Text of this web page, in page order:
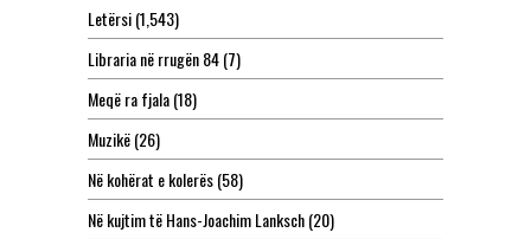
Letërsi(1,543)
Libraria në rrugën 84(7)
Meqë ra fjala(18)
Muzikë(26)
Në kohërat e kolerës(58)
Në kujtim të Hans-Joachim Lanksch(20)